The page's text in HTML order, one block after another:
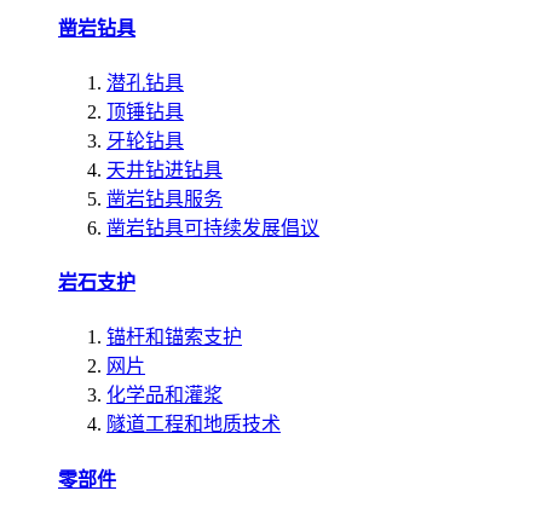
凿岩钻具
潜孔钻具
顶锤钻具
牙轮钻具
天井钻进钻具
凿岩钻具服务
凿岩钻具可持续发展倡议
岩石支护
锚杆和锚索支护
网片
化学品和灌浆
隧道工程和地质技术
零部件